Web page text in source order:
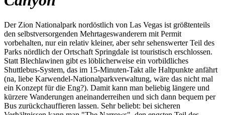
Der Zion Nationalpark nordöstlich von Las Vegas ist größtenteils
den selbstversorgenden Mehrtageswanderern mit Permit
vorbehalten, nur ein relativ kleiner, aber sehr sehenswerter Teil des
Parks nördlich der Ortschaft Springdale ist touristisch erschlossen.
Statt Blechlawinen gibt es löblicherweise ein vorbildliches
Shuttlebus-System, das im 15-Minuten-Takt alle Haltpunkte anfährt
(na, liebe Karwendel-Nationalparkverwaltung, wäre das nicht mal
ein Konzept für die Eng?). Damit kann man beliebig längere und
kürzere Wanderungen aneinanderreihen und sich dann bequem per
Bus zurückchauffieren lassen. Sehr beliebt: bei sicheren